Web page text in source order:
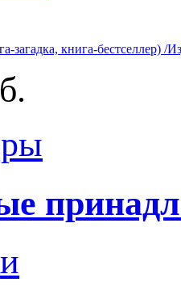
загадка, книга-бестселлер) /